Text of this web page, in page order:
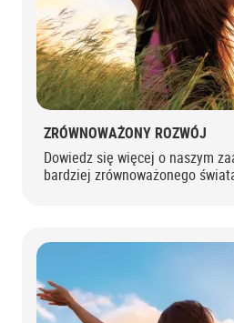
ZRÓWNOWAŻONY ROZWÓJ
Dowiedz się więcej o naszym
bardziej zrównoważonego